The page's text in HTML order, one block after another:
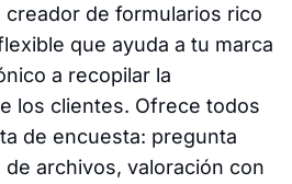
creador de formularios rico
que ayuda a tu marca
a recopilar la
los clientes. Ofrece todos
de encuesta: pregunta
de archivos, valoración con